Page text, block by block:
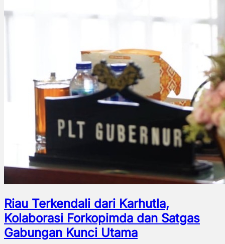
Riau Terkendali dari Karhutla,
Kolaborasi Forkopimda dan Satgas
Gabungan Kunci Utama